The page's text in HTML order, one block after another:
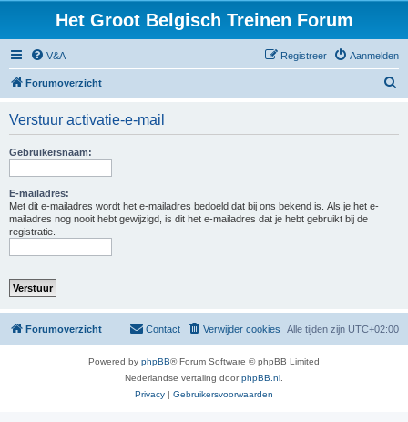
Het Groot Belgisch Treinen Forum
V&A Aanmelden
Registreer
Forumoverzicht
Verstuur activatie-e-mail
Gebruikersnaam:
E-mailadres:
Met dit e-mailadres wordt het e-mailadres bedoeld dat bij ons bekend is. Als je het e-
mailadres nog nooit hebt gewijzigd, is dit het e-mailadres dat je hebt gebruikt bij de
registratie.
Forumoverzicht Alle tijden zijn UTC+02:00
Verwijder cookies
Contact
Powered by phpBB® Forum Software © phpBB Limited
Nederlandse vertaling doorphpBB.nl
Privacy | Gebruikersvoorwaarden